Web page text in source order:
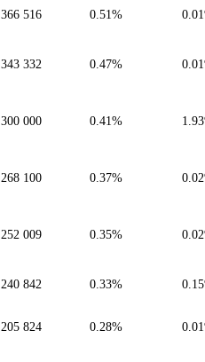
366 516 0.51%
343 332 0.47%
300 000 0.41%
268 100 0.37%
252 009 0.35%
240 842 0.33%
205 824 0.28%